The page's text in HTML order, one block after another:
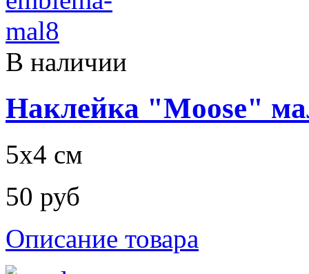
В наличии
Наклейка "Moose"
5х4 см
50 руб
Описание товара